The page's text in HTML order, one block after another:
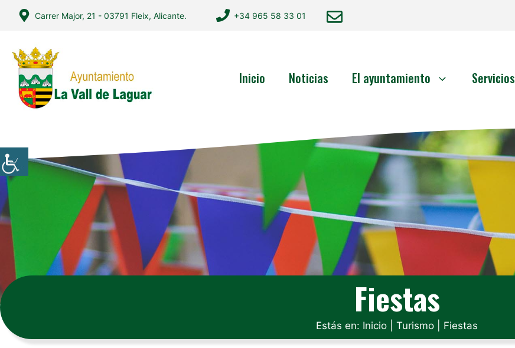
Saltar
Carrer Major, 21 - 03791 Fleix, Alicante. +34 965 58 33 01
Inicio Noticias El ayuntamiento Servicios
Fiestas
Estás en: Inicio Turismo Fiestas